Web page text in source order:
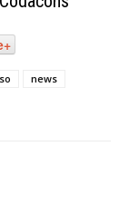
news